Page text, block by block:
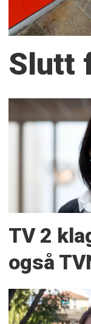
Slutt
TV 2
også